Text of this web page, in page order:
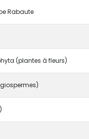
Rabaute
(plantes à fleurs)